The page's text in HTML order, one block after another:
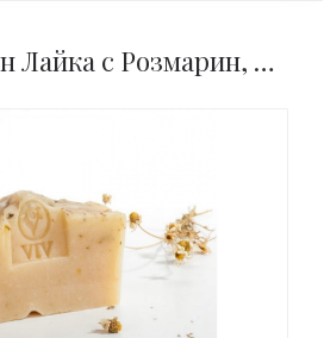
Домашен сапун Лайка с Розмарин, Пачули и Портокал